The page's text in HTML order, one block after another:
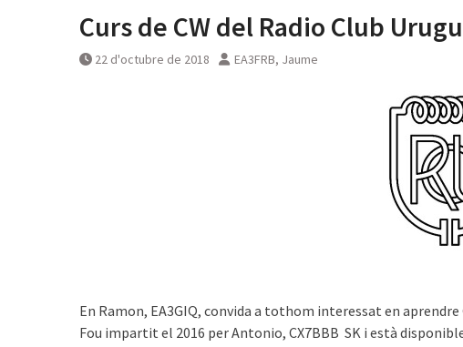
Curs de CW del Radio Club
22 d'octubre de 2018 EA3FRB, Jaume
En Ramon, EA3GIQ, convida a tothom interessat en aprendre
Fou impartit el 2016 per Antonio, CX7BBB SK i està